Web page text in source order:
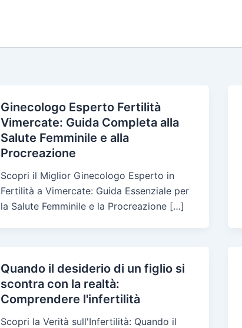
Ginecologo Esperto Fertilità
Vimercate: Guida Completa alla
Salute Femminile e alla
Procreazione
Scopri il Miglior Ginecologo Esperto in
Fertilità a Vimercate: Guida Essenziale per
la Salute Femminile e la Procreazione […]
Quando il desiderio di un figlio si
scontra con la realtà:
Comprendere l'infertilità
Scopri la Verità sull'Infertilità: Quando il